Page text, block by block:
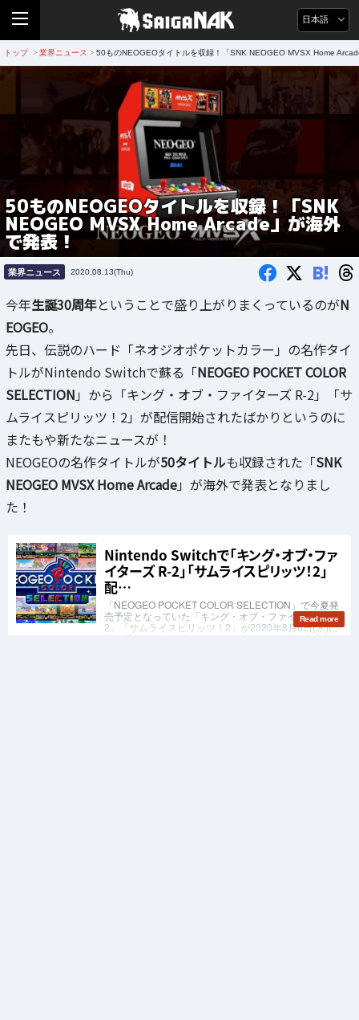
日本語
トップ > 業界ニュース > 50ものNEOGEOタイトルを収録！「SNK NEOGEO MVSX Home
50ものNEOGEOタイトルを収録！「SNK
NEOGEO MVSX Home Arcade」が海外
で発表！
業界ニュース 2020.08.13(Thu) B!
今年生誕30周年ということで盛り上がりまくっているのがN
EOGEO。
先日、伝説のハード「ネオジオポケットカラー」の名作タイ
トルがNintendo Switchで蘇る「NEOGEO POCKET COLOR
SELECTION 」から「キング・オブ・ファイターズ R-2」「サ
ムライスピリッツ！2」が配信開始されたばかりというのに
またもや新たなニュースが！
NEOGEOの名作タイトルが50タイトルも収録された「SNK
NEOGEO MVSX Home Arcade」が海外で発表となりまし
た！